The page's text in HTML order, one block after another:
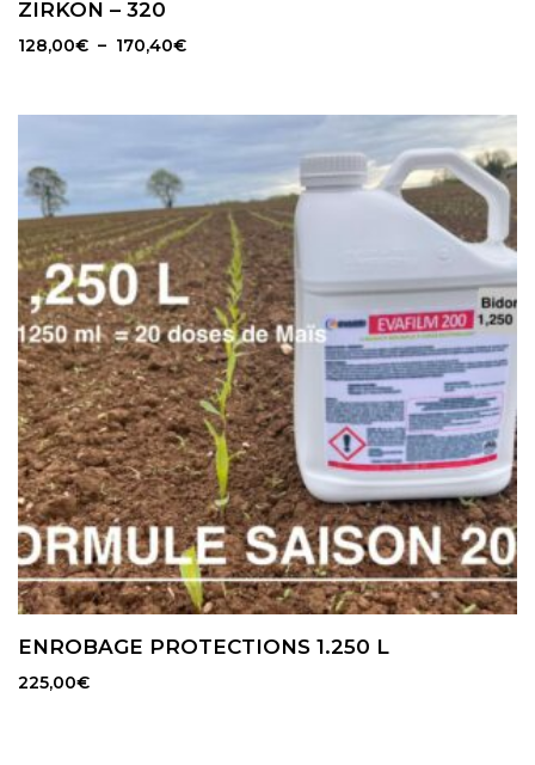
ZIRKON – 320
128,00€ – 170,40€Plage
ENROBAGE PROTECTIONS 1.250 L
225,00€